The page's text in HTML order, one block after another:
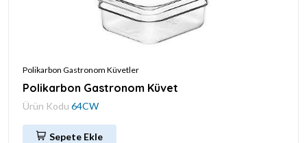
Polikarbon Gastronom Küvetler
Polikarbon Gastronom Küvet
Ürün Kodu 64CW
Sepete Ekle